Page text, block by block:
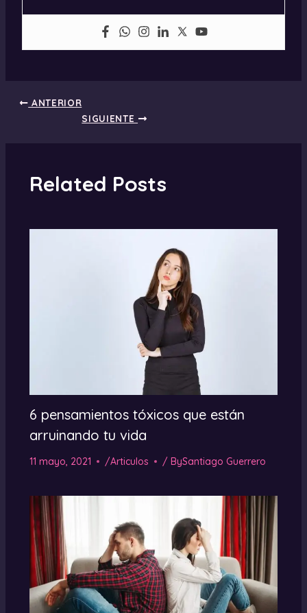
ANTERIOR
SIGUIENTE
Related Posts
6 pensamientos tóxicos que están
arruinando tu vida
11 mayo, 2021 /Articulos / BySantiago Guerrero